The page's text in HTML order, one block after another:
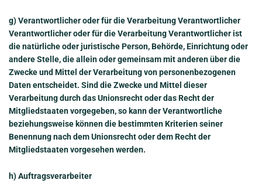
g) Verantwortlicher oder für die Verarbeitung Verantwortlicher
Verantwortlicher oder für die Verarbeitung Verantwortlicher ist
die natürliche oder juristische Person, Behörde, Einrichtung oder
andere Stelle, die allein oder gemeinsam mit anderen über die
Zwecke und Mittel der Verarbeitung von personenbezogenen
Daten entscheidet. Sind die Zwecke und Mittel dieser
Verarbeitung durch das Unionsrecht oder das Recht der
Mitgliedstaaten vorgegeben, so kann der Verantwortliche
beziehungsweise können die bestimmten Kriterien seiner
Benennung nach dem Unionsrecht oder dem Recht der
Mitgliedstaaten vorgesehen werden.
h) Auftragsverarbeiter